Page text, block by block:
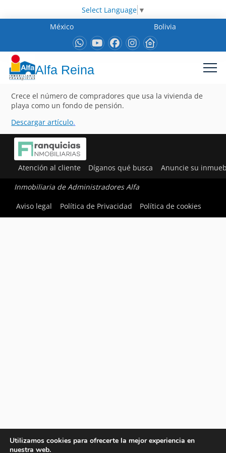
Select Language ▼
México
Bolivia
Alfa Reina
Crece el número de compradores que usa la vivienda de
playa como un fondo de pensión.
Descargar artículo.
Atención al cliente Díganos qué busca Anuncie su
Inmobiliaria de Administradores Alfa
Aviso legal
Política de Privacidad Política de cookies
Utilizamos cookies para ofrecerte la mejor experiencia en
nuestra web.